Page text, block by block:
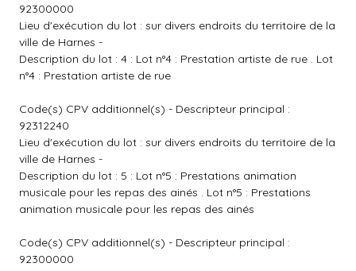
92300000
Lieu d'exécution du lot : sur divers endroits du territoire de la
ville de Harnes -
Description du lot : 4 : Lot n°4 : Prestation artiste de rue . Lot
n°4 : Prestation artiste de rue
Code(s) CPV additionnel(s) - Descripteur principal :
92312240
Lieu d'exécution du lot : sur divers endroits du territoire de la
ville de Harnes -
Description du lot : 5 : Lot n°5 : Prestations animation
musicale pour les repas des ainés . Lot n°5 : Prestations
animation musicale pour les repas des ainés
Code(s) CPV additionnel(s) - Descripteur principal :
92300000